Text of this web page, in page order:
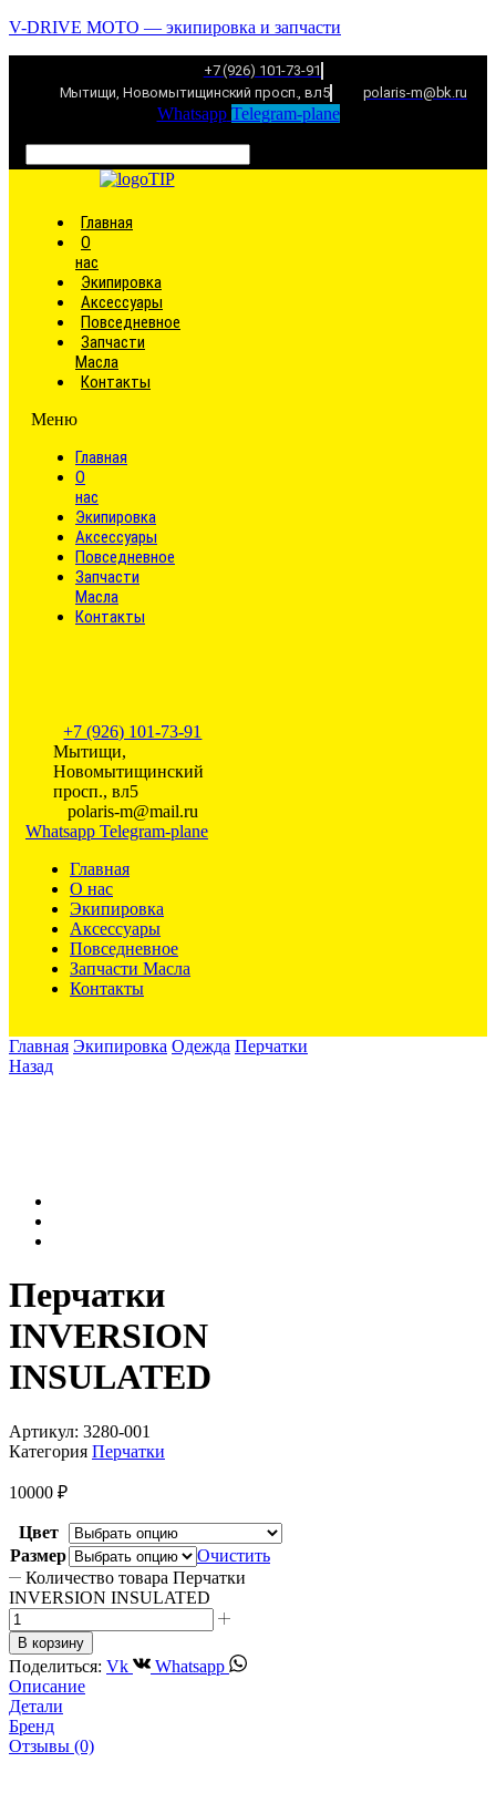
V-DRIVE MOTO — экипировка и запчасти
+7 (926) 101-73-91
Мытищи, Новомытищинский просп., вл5
polaris-m@bk.ru
Whatsapp Telegram-plane
Главная
О
нас
Экипировка
Аксессуары
Повседневное
Запчасти
Масла
Контакты
Меню
Главная
О
нас
Экипировка
Аксессуары
Повседневное
Запчасти
Масла
Контакты
+7 (926) 101-73-91
Мытищи,
Новомытищинский
просп., вл5
polaris-m@mail.ru
Whatsapp Telegram-plane
Главная
О нас
Экипировка
Аксессуары
Повседневное
Запчасти Масла
Контакты
Главная Экипировка Одежда Перчатки
Назад
Перчатки
INVERSION
INSULATED
Артикул: 3280-001
Категория Перчатки
10000 ₽
Цвет
Размер
Очистить
Количество товара Перчатки
INVERSION INSULATED
В корзину
Поделиться: Vk
Whatsapp
Описание
Детали
Бренд
Отзывы (0)